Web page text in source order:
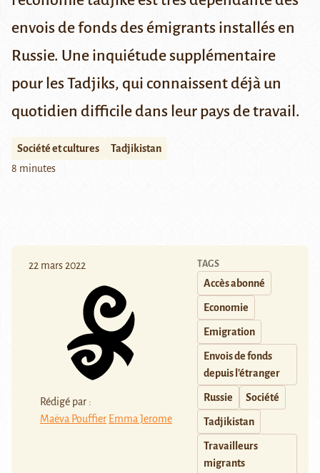
envois de fonds des émigrants installés en
Russie. Une inquiétude supplémentaire
pour les Tadjiks, qui connaissent déjà un
quotidien difficile dans leur pays de travail.
Société et cultures
Tadjikistan
8 minutes
22 mars 2022
Rédigé par :
Maëva Pouffier Emma Jerome
TAGS
Accès abonné
Economie
Emigration
Envois de fonds
depuis l'étranger
Russie Société
Tadjikistan
Travailleurs
migrants